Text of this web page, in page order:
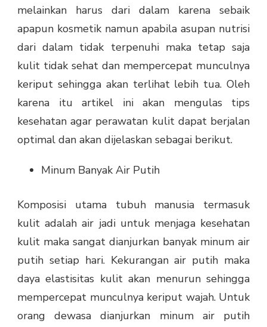
melainkan harus dari dalam karena sebaik
apapun kosmetik namun apabila asupan nutrisi
dari dalam tidak terpenuhi maka tetap saja
kulit tidak sehat dan mempercepat munculnya
keriput sehingga akan terlihat lebih tua. Oleh
karena itu artikel ini akan mengulas tips
kesehatan agar perawatan kulit dapat berjalan
optimal dan akan dijelaskan sebagai berikut.
Minum Banyak Air Putih
Komposisi utama tubuh manusia termasuk
kulit adalah air jadi untuk menjaga kesehatan
kulit maka sangat dianjurkan banyak minum air
putih setiap hari. Kekurangan air putih maka
daya elastisitas kulit akan menurun sehingga
mempercepat munculnya keriput wajah. Untuk
orang dewasa dianjurkan minum air putih